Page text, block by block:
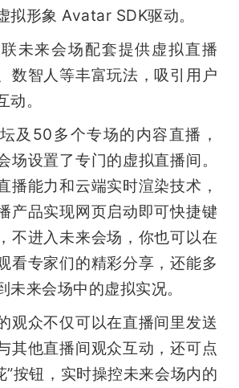
拟形象 Avatar SDK驱动。
未来会场配套提供虚拟直播
数智人等丰富玩法，吸引用户
。
及50多个专场的内容直播，
场设置了专门的虚拟直播间。
播能力和云端实时渲染技术，
产品实现网页启动即可快捷键
不进入未来会场，你也可以在
看专家们的精彩分享，还能多
未来会场中的虚拟实况。
观众不仅可以在直播间里发送
其他直播间观众互动，还可点
”按钮，实时操控未来会场内的